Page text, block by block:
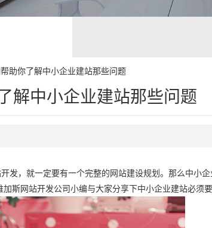
助你了解中小企业建站那些问题
解中小企业建站那些问题
发，就一定要有一个完整的网站建设规划。那么中小
斯网站开发公司小编与大家分享下中小企业建站必须要